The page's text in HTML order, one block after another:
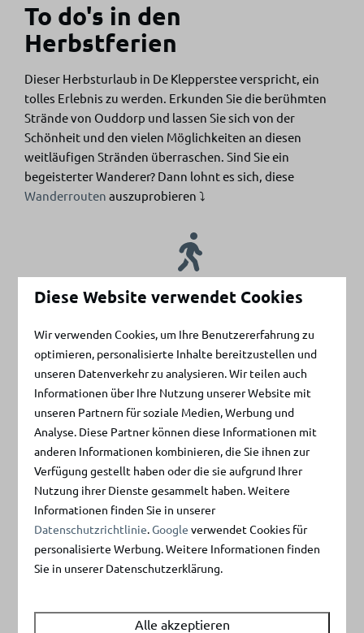
To do's in den
Herbstferien
Dieser Herbsturlaub in De Klepperstee verspricht, ein
tolles Erlebnis zu werden. Erkunden Sie die berühmten
Strände von Ouddorp und lassen Sie sich von der
Schönheit und den vielen Möglichkeiten an diesen
weitläufigen Stränden überraschen. Sind Sie ein
begeisterter Wanderer? Dann lohnt es sich, diese
Wanderrouten auszuprobieren ⤵
De Bunkerroute
führt Sie entlang eines Teils der Verteidigungslinie,
die von den Deutschen im Zweiten Weltkrieg
gebaut wurde. Gehen Sie zum Beispiel mit einem
Reiseführer hindurch.
De Kwade Hoek
Das Naturschutzgebiet Kwade Hoek ist einer der
schönsten Orte auf der Insel Goeree-Overflakkee.
Erkunden Sie den Strand, die Dünen, die
absoluter Tipp.
Diese Website verwendet Cookies
Wir verwenden Cookies, um Ihre Benutzererfahrung zu
optimieren, personalisierte Inhalte bereitzustellen und
unseren Datenverkehr zu analysieren. Wir teilen auch
Informationen über Ihre Nutzung unserer Website mit
unseren Partnern für soziale Medien, Werbung und
Analyse. Diese Partner können diese Informationen mit
anderen Informationen kombinieren, die Sie ihnen zur
Verfügung gestellt haben oder die sie aufgrund Ihrer
Nutzung ihrer Dienste gesammelt haben. Weitere
Informationen finden Sie in unserer
Datenschutzrichtlinie.Google verwendet Cookies für
personalisierte Werbung. Weitere Informationen finden
Sie in unserer Datenschutzerklärung.
Alle akzeptieren